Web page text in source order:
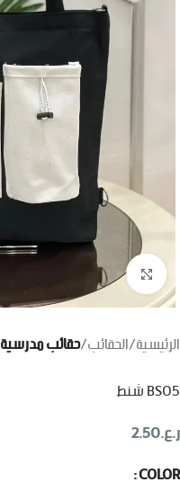
اضغط للتكبير
الرئيسية الحقائب حقائب مدرسية
BS05 شنط
ر.ع.2.50
COLOR